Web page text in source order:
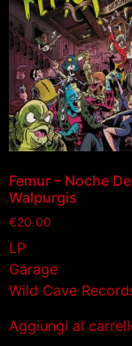
Femur – Noche De
Walpurgis
€20.00
LP
Garage
Wild Cave
Aggiungi al